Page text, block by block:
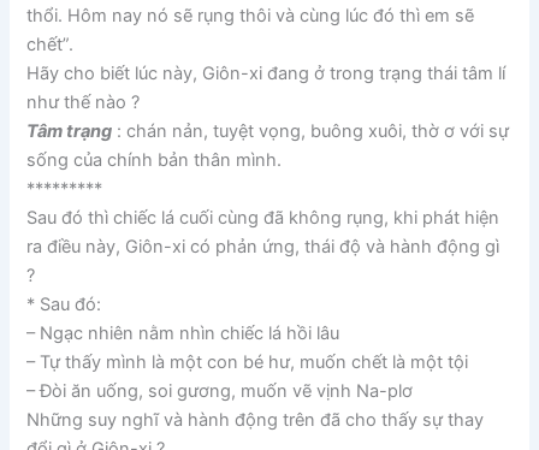
thổi. Hôm nay nó sẽ rụng thôi và cùng lúc đó thì em sẽ
chết”.
Hãy cho biết lúc này, Giôn-xi đang ở trong trạng thái tâm lí
như thế nào ?
Tâm trạng : chán nản, tuyệt vọng, buông xuôi, thờ ơ với sự
sống của chính bản thân mình.
*********
Sau đó thì chiếc lá cuối cùng đã không rụng, khi phát hiện
ra điều này, Giôn-xi có phản ứng, thái độ và hành động gì
?
* Sau đó:
– Ngạc nhiên nằm nhìn chiếc lá hồi lâu
– Tự thấy mình là một con bé hư, muốn chết là một tội
– Đòi ăn uống, soi gương, muốn vẽ vịnh Na-plơ
Những suy nghĩ và hành động trên đã cho thấy sự thay